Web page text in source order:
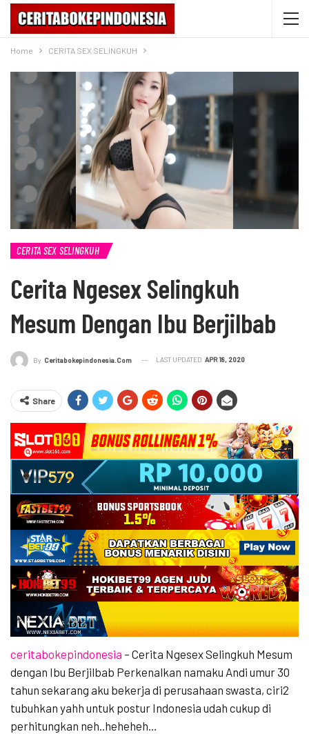
Home CERITA SEX SELINGKUH
CERITA SEX SELINGKUH
Cerita Ngesex Selingkuh
Mesum Dengan Ibu Berjilbab
By Ceritabokepindonesia.com LAST UPDATED APR 18, 2020
Share
ceritabokepindonesia – Cerita Ngesex Selingkuh Mesum
dengan Ibu Berjilbab Perkenalkan namaku Andi umur 30
tahun sekarang aku bekerja di perusahaan swasta, ciri2
tubuhkan yahh untuk postur Indonesia udah cukup di
perhitungkan neh..heheheh…